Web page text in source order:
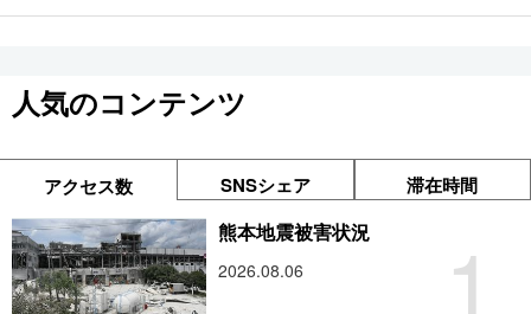
人気のコンテンツ
アクセス数 SNSシェア 滞在時間
1
熊本地震被害状況
2026.08.06